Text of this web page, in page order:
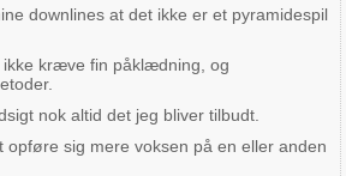
downlines at det ikke er et pyramidespil
kræve fin påklædning, og
nok altid det jeg bliver tilbudt.
opføre sig mere voksen på en eller anden